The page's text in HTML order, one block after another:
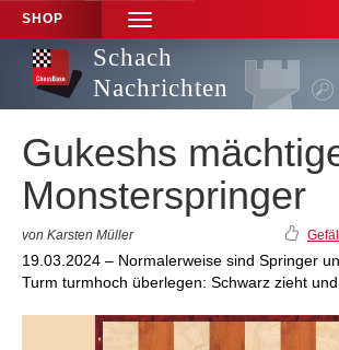
SHOP
TOGGLE
NAVIGATION
Schach
Nachrichten
Gukeshs
Monsterspringer
von Karsten Müller
19.03.2024 – Normalerweise sind Springer
Turm turmhoch überlegen: Schwarz zieht und